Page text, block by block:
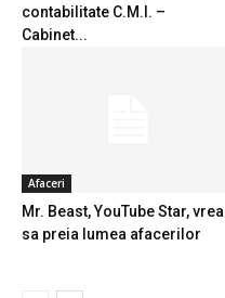
contabilitate C.M.I. –
Cabinet...
Afaceri
Mr. Beast, YouTube Star, vrea
sa preia lumea afacerilor